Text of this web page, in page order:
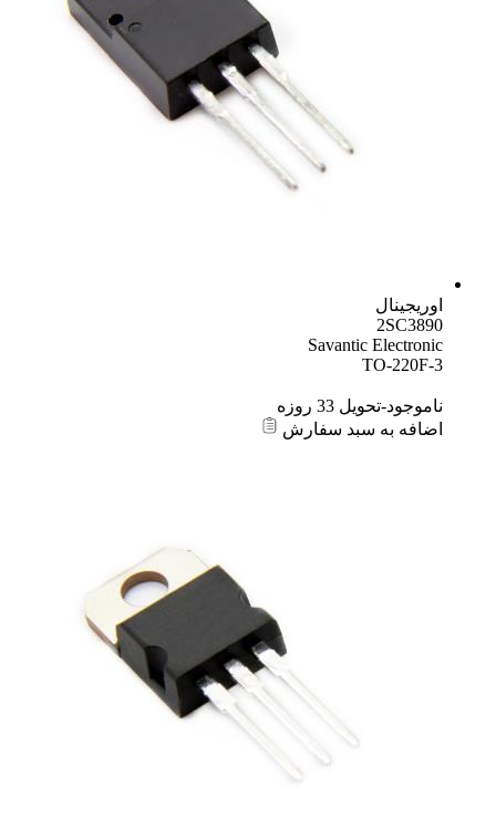
اوریجینال
2SC3890
Savantic Electronic
TO-220F-3
ناموجود-تحویل 33 روزه
اضافه به سبد سفارش